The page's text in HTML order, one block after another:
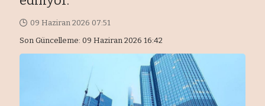
Son Güncelleme: 09 Haziran 2026 16:42
09 Haziran 2026 07:51